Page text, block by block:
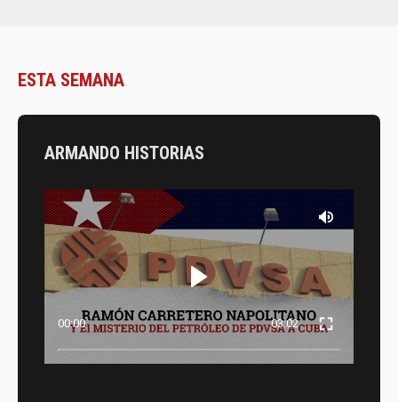
ESTA SEMANA
ARMANDO HISTORIAS
00:00 03:02